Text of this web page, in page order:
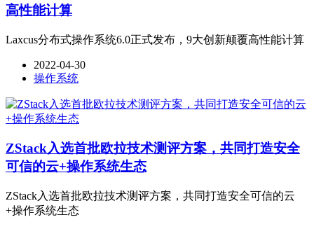
高性能计算
Laxcus分布式操作系统6.0正式发布，9大创新颠覆高性能计算
2022-04-30
操作系统
ZStack入选首批欧拉技术测评方案，共同打造安全
可信的云+操作系统生态
ZStack入选首批欧拉技术测评方案，共同打造安全可信的云
+操作系统生态